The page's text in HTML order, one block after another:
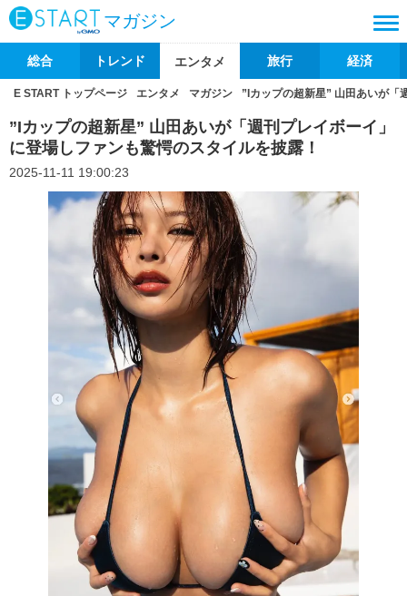
マガジン
総合 トレンド エンタメ 旅行 経済
E START トップページ エンタメ マガジン ”Iカップの超新星” 山田あいが
”Iカップの超新星” 山田あいが「週刊プレイボーイ」
に登場しファンも驚愕のスタイルを披露！
2025-11-11 19:00:23